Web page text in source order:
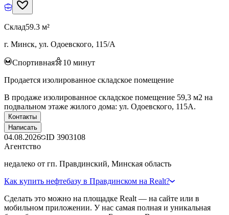
Склад59.3 м²
г. Минск, ул. Одоевского, 115/А
Спортивная 10 минут
Продается изолированное складское помещение
В продаже изолированное складское помещение 59,3 м2 на
подвальном этаже жилого дома: ул. Одоевского, 115А.
Контакты
Написать
04.08.2026 ID 3903108
Агентство
недалеко от гп. Правдинский, Минская область
Как купить нефтебазу в Правдинском на Realt?
Сделать это можно на площадке Realt — на сайте или в
мобильном приложении. У нас самая полная и уникальная